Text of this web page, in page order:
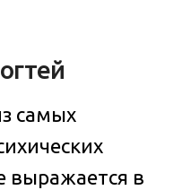
самых
выражается в